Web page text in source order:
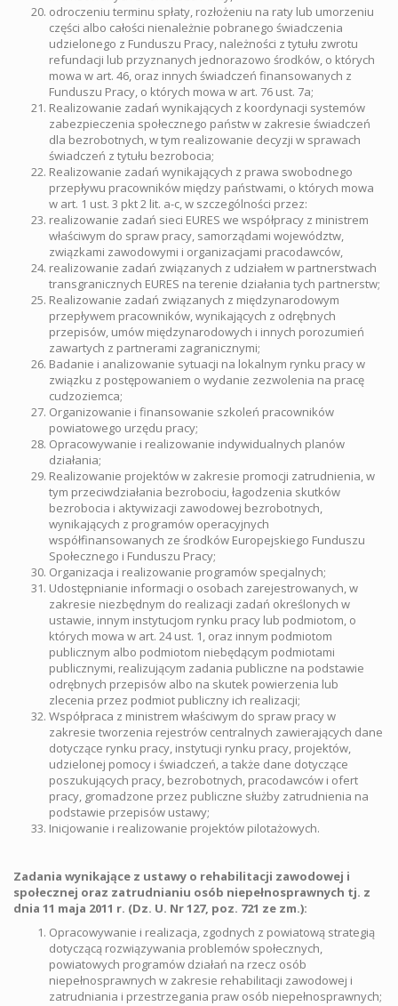
odroczeniu terminu spłaty, rozłożeniu na raty lub umorzeniu
części albo całości nienależnie pobranego świadczenia
udzielonego z Funduszu Pracy, należności z tytułu zwrotu
refundacji lub przyznanych jednorazowo środków, o których
mowa w art. 46, oraz innych świadczeń finansowanych z
Funduszu Pracy, o których mowa w art. 76 ust. 7a;
Realizowanie zadań wynikających z koordynacji systemów
zabezpieczenia społecznego państw w zakresie świadczeń
dla bezrobotnych, w tym realizowanie decyzji w sprawach
świadczeń z tytułu bezrobocia;
Realizowanie zadań wynikających z prawa swobodnego
przepływu pracowników między państwami, o których mowa
w art. 1 ust. 3 pkt 2 lit. a-c, w szczególności przez:
realizowanie zadań sieci EURES we współpracy z ministrem
właściwym do spraw pracy, samorządami województw,
związkami zawodowymi i organizacjami pracodawców,
realizowanie zadań związanych z udziałem w partnerstwach
transgranicznych EURES na terenie działania tych partnerstw;
Realizowanie zadań związanych z międzynarodowym
przepływem pracowników, wynikających z odrębnych
przepisów, umów międzynarodowych i innych porozumień
zawartych z partnerami zagranicznymi;
Badanie i analizowanie sytuacji na lokalnym rynku pracy w
związku z postępowaniem o wydanie zezwolenia na pracę
cudzoziemca;
Organizowanie i finansowanie szkoleń pracowników
powiatowego urzędu pracy;
Opracowywanie i realizowanie indywidualnych planów
działania;
Realizowanie projektów w zakresie promocji zatrudnienia, w
tym przeciwdziałania bezrobociu, łagodzenia skutków
bezrobocia i aktywizacji zawodowej bezrobotnych,
wynikających z programów operacyjnych
współfinansowanych ze środków Europejskiego Funduszu
Społecznego i Funduszu Pracy;
Organizacja i realizowanie programów specjalnych;
Udostępnianie informacji o osobach zarejestrowanych, w
zakresie niezbędnym do realizacji zadań określonych w
ustawie, innym instytucjom rynku pracy lub podmiotom, o
których mowa w art. 24 ust. 1, oraz innym podmiotom
publicznym albo podmiotom niebędącym podmiotami
publicznymi, realizującym zadania publiczne na podstawie
odrębnych przepisów albo na skutek powierzenia lub
zlecenia przez podmiot publiczny ich realizacji;
Współpraca z ministrem właściwym do spraw pracy w
zakresie tworzenia rejestrów centralnych zawierających dane
dotyczące rynku pracy, instytucji rynku pracy, projektów,
udzielonej pomocy i świadczeń, a także dane dotyczące
poszukujących pracy, bezrobotnych, pracodawców i ofert
pracy, gromadzone przez publiczne służby zatrudnienia na
podstawie przepisów ustawy;
Inicjowanie i realizowanie projektów pilotażowych.
Zadania wynikające z ustawy o rehabilitacji zawodowej i
społecznej oraz zatrudnianiu osób niepełnosprawnych tj. z
dnia 11 maja 2011 r. (Dz. U. Nr 127, poz. 721 ze zm.):
Opracowywanie i realizacja, zgodnych z powiatową strategią
dotyczącą rozwiązywania problemów społecznych,
powiatowych programów działań na rzecz osób
niepełnosprawnych w zakresie rehabilitacji zawodowej i
zatrudniania i przestrzegania praw osób niepełnosprawnych;